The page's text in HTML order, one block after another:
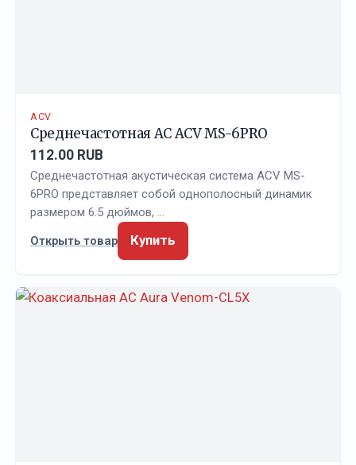
ACV
Среднечастотная АС ACV MS-6PRO
112.00 RUB
Среднечастотная акустическая система ACV MS-
6PRO представляет собой однополосный динамик
размером 6.5 дюймов, …
Открыть товар
Купить